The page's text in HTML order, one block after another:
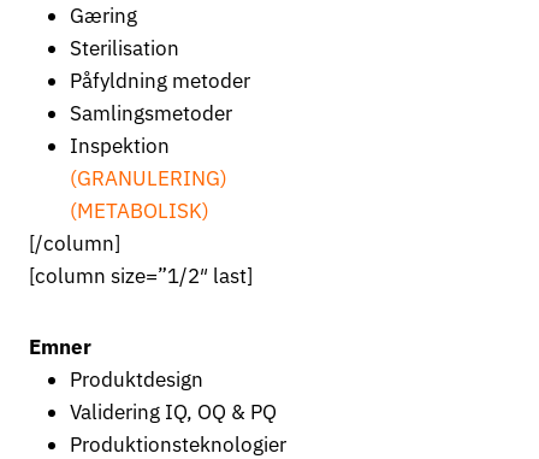
Gæring
Sterilisation
Påfyldning metoder
Samlingsmetoder
Inspektion
(GRANULERING)
(METABOLISK)
[/column]
[column size=”1/2″ last]
Emner
Produktdesign
Validering IQ, OQ & PQ
Produktionsteknologier